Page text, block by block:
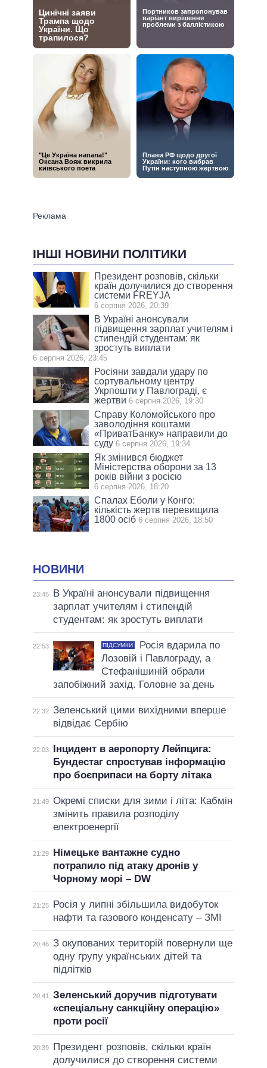
ІНШІ НОВИНИ ПОЛІТИКИ
Президент розповів, скільки
країн долучилися до створення
системи FREYJA
6 серпня 2026, 20:39
В Україні анонсували
підвищення зарплат учителям і
стипендій студентам: як
зростуть виплати
6 серпня 2026, 23:45
Росіяни завдали удару по
сортувальному центру
Укрпошти у Павлограді, є
жертви 6 серпня 2026, 19:30
Справу Коломойського про
заволодіння коштами
«ПриватБанку» направили до
суду 6 серпня 2026, 19:34
Як змінився бюджет
Міністерства оборони за 13
років війни з росією
6 серпня 2026, 18:20
Спалах Еболи у Конго:
кількість жертв перевищила
1800 осіб 6 серпня 2026, 18:50
НОВИНИ
23:45
В Україні анонсували підвищення
зарплат учителям і стипендій
студентам: як зростуть виплати
22:53 ПІДСУМКИ
Росія вдарила по
Лозовій і Павлограду, а
Стефанішиній обрали
запобіжний захід. Головне за день
22:32 Зеленський цими вихідними вперше
відвідає Сербію
22:03
Інцидент в аеропорту Лейпцига:
Бундестаг спростував інформацію
про боєприпаси на борту літака
21:49 Окремі списки для зими і літа: Кабмін
змінить правила розподілу
електроенергії
21:29
Німецьке вантажне судно
потрапило під атаку дронів у
Чорному морі – DW
21:25
Росія у липні збільшила видобуток
нафти та газового конденсату – ЗМІ
20:46 З окупованих територій повернули ще
одну групу українських дітей та
підлітків
20:41
Зеленський доручив підготувати
«спеціальну санкційну операцію»
проти росії
20:39
Президент розповів, скільки країн
долучилися до створення системи